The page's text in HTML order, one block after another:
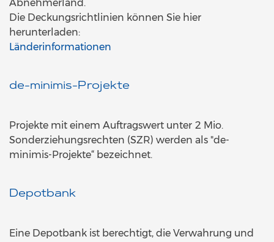
Abnehmerland.
Die Deckungsrichtlinien können Sie hier
herunterladen:
Länderinformationen
de-minimis-Projekte
Projekte mit einem Auftragswert unter 2 Mio.
Sonderziehungsrechten (SZR) werden als "de-
minimis-Projekte“ bezeichnet.
Depotbank
Eine Depotbank ist berechtigt, die Verwahrung und